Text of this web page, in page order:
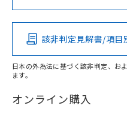
Pb Hg
O
在庫等で未対応品が混在す
この製
その他の認証はこ
該非判定見解書/項目
日本の外為法に基づく該非判定、お
ます。
オンライン購入